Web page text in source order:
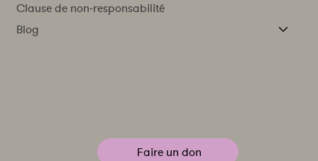
Clause de non-responsabilité
Blog
Faire un don